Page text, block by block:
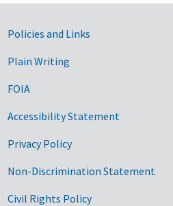
Government Links
Policies and Links
Plain Writing
FOIA
Accessibility Statement
Privacy Policy
Non-Discrimination Statement
Civil Rights Policy